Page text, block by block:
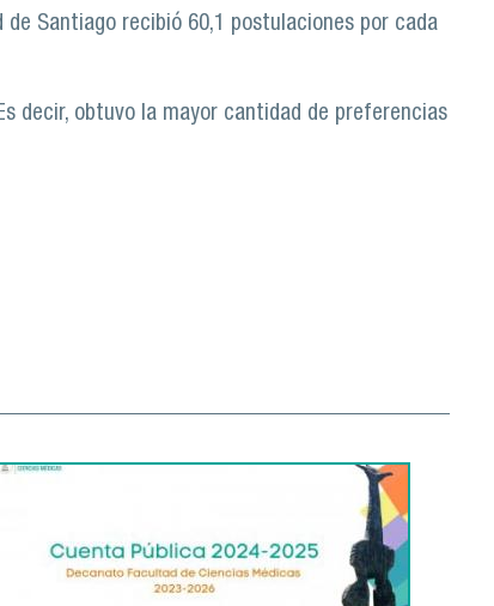
Santiago recibió 60,1 postulaciones por cada
decir, obtuvo la mayor cantidad de preferencias